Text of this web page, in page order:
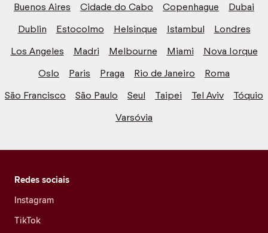
Buenos Aires
Cidade do Cabo Copenhague
Dubai
Dublin
Estocolmo Helsinque Istambul
Londres
Los Angeles
Madri Melbourne Miami
Nova Iorque
Oslo
Paris Praga Rio de Janeiro
Roma
São Francisco
São Paulo Seul Taipei Tel Aviv
Tóquio
Varsóvia
Redes sociais
Instagram
TikTok